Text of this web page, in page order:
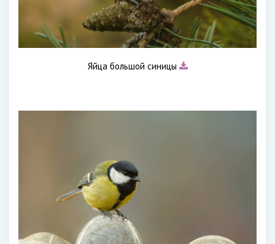
Яйца большой синицы